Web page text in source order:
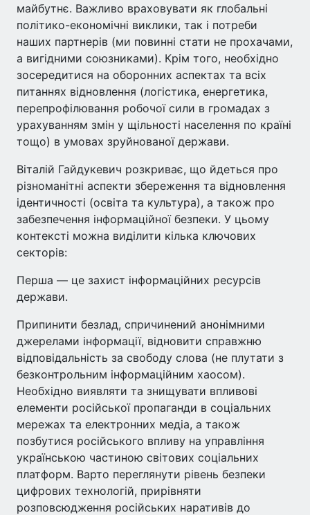
майбутнє. Важливо враховувати як глобальні
політико-економічні виклики, так і потреби
наших партнерів (ми повинні стати не прохачами,
а вигідними союзниками). Крім того, необхідно
зосередитися на оборонних аспектах та всіх
питаннях відновлення (логістика, енергетика,
перепрофілювання робочої сили в громадах з
урахуванням змін у щільності населення по країні
тощо) в умовах зруйнованої держави.
Віталій Гайдукевич розкриває, що йдеться про
різноманітні аспекти збереження та відновлення
ідентичності (освіта та культура), а також про
забезпечення інформаційної безпеки. У цьому
контексті можна виділити кілька ключових
секторів:
Перша — це захист інформаційних ресурсів
держави.
Припинити безлад, спричинений анонімними
джерелами інформації, відновити справжню
відповідальність за свободу слова (не плутати з
безконтрольним інформаційним хаосом).
Необхідно виявляти та знищувати впливові
елементи російської пропаганди в соціальних
мережах та електронних медіа, а також
позбутися російського впливу на управління
українською частиною світових соціальних
платформ. Варто переглянути рівень безпеки
цифрових технологій, прирівняти
розповсюдження російських наративів до